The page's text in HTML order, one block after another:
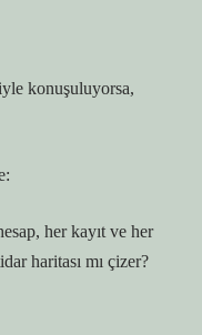
konuşuluyorsa,
her kayıt ve her
haritası mı çizer?